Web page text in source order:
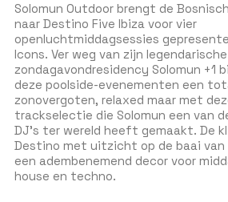
Solomun Outdoor brengt de
naar Destino Five Ibiza voor vier
openluchtmiddagsessies
Icons. Ver weg van zijn legendarische
zondagavondresidency Solomun +1
deze poolside-evenementen een
zonovergoten, relaxed maar met
trackselectie die Solomun een van
DJ’s ter wereld heeft gemaakt. De
Destino met uitzicht op de baai van
een adembenemend decor voor
house en techno.